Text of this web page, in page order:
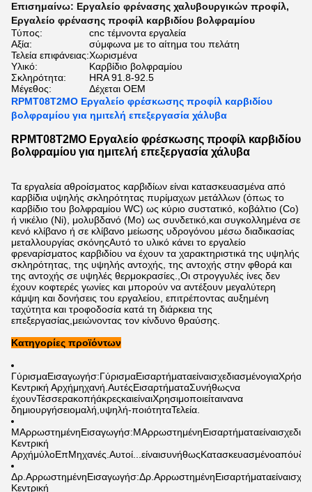
Επισημαίνω: Εργαλείο φρένασης χαλυβουργικών προφίλ,
Εργαλείο φρένασης προφίλ καρβιδίου βολφραμίου
Τύπος:
cnc τέμνοντα εργαλεία
Αξία:
σύμφωνα με το αίτημα του πελάτη
Τελεία επιφάνειας:Χωρισμένα
Υλικό:
Καρβίδιο βολφραμίου
Σκληρότητα:
HRA 91.8-92.5
Μέγεθος:
Δέχεται OEM
RPMT08T2MO Εργαλείο φρέσκωσης προφίλ καρβιδίου
βολφραμίου για ημιτελή επεξεργασία χάλυβα
RPMT08T2MO Εργαλείο φρέσκωσης προφίλ καρβιδίου
βολφραμίου για ημιτελή επεξεργασία χάλυβα
Τα εργαλεία αθροίσματος καρβιδίων είναι κατασκευασμένα από
καρβίδια υψηλής σκληρότητας πυρίμαχων μετάλλων (όπως το
καρβίδιο του βολφραμίου WC) ως κύριο συστατικό, κοβάλτιο (Co)
ή νικέλιο (Ni), μολυβδανό (Mo) ως συνδετικό,και συγκολλημένα σε
κενό κλίβανο ή σε κλίβανο μείωσης υδρογόνου μέσω διαδικασίας
μεταλλουργίας σκόνηςΑυτό το υλικό κάνει το εργαλείο
φρεναρίσματος καρβιδίου να έχουν τα χαρακτηριστικά της υψηλής
σκληρότητας, της υψηλής αντοχής, της αντοχής στην φθορά και
της αντοχής σε υψηλές θερμοκρασίες.,Οι στρογγυλές ίνες δεν
έχουν κοφτερές γωνίες και μπορούν να αντέξουν μεγαλύτερη
κάμψη και δονήσεις του εργαλείου, επιτρέποντας αυξημένη
ταχύτητα και τροφοδοσία κατά τη διάρκεια της
επεξεργασίας,μειώνοντας τον κίνδυνο θραύσης.
Κατηγορίες προϊόντων
ΓύρισμαΕισαγωγήσ:ΓύρισμαΕισαρτήματαείναισχεδιασμένογιαΧρήση
Κεντρική Αρχήμηχανή ΑυτέςΕισαρτήματαΣυνήθωςνα
έχουνΤέσσερακοπήάκρεςκαιείναιΧρησιμοποιείταινανα
δημιουργήσειομαλή υψηλή-ποιότηταΤελεία
ΜΑρρωστημένηΕισαγωγήσ:ΜΑρρωστημένηΕισαρτήματαείναι
Κεντρική
ΑρχήμύλοΕπΜηχανές Αυτοί... είναισυνήθωςΚατασκευασμένοαπό
Δρ. ΑρρωστημένηΕισαγωγήσ:Δρ. ΑρρωστημένηΕισαρτήματαείναι
Κεντρική